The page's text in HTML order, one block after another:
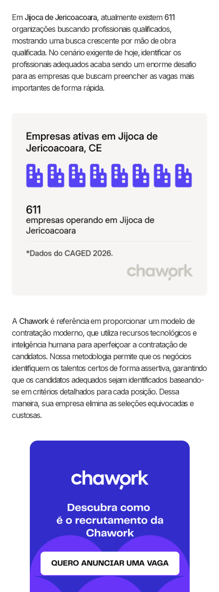
Em Jijoca de Jericoacoara, atualmente existem 611
organizações buscando profissionais qualificados,
mostrando uma busca crescente por mão de obra
qualificada. No cenário exigente de hoje, identificar os
profissionais adequados acaba sendo um enorme desafio
para as empresas que buscam preencher as vagas mais
importantes de forma rápida.
A Chaworké referência em proporcionar um modelo de
contratação moderno, que utiliza recursos tecnológicos e
inteligência humana para aperfeiçoar a contratação de
candidatos. Nossa metodologia permite que os negócios
identifiquem os talentos certos de forma assertiva, garantindo
que os candidatos adequados sejam identificados baseando-
se em critérios detalhados para cada posição. Dessa
maneira, sua empresa elimina as seleções equivocadas e
custosas.